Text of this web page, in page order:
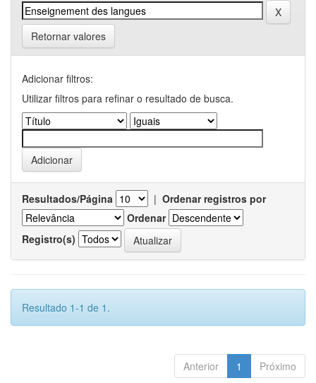
Retornar valores
Adicionar filtros:
Utilizar filtros para refinar o resultado de busca.
Resultados/Página | Ordenar registros por
Ordenar
Registro(s)
Resultado 1-1 de 1.
Anterior 1 Próximo